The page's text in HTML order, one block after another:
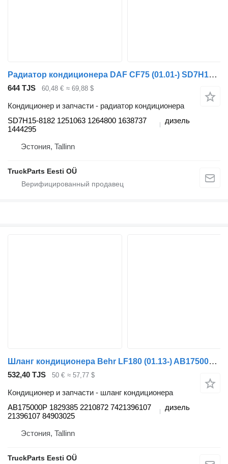
Радиатор кондиционера DAF CF75 (01.01-) SD7H15-8182 для тягача DAF LF45, LF55, LF180, CF65, CF75, CF85 (2001-)
644 TJS 60,48 € ≈ 69,88 $
Кондиционер и запчасти - радиатор кондиционера
SD7H15-8182 1251063 1264800 1638737
1444295
дизель
Эстония, Tallinn
TruckParts Eesti OÜ
Шланг кондиционера Behr LF180 (01.13-) AB175000P для тягача DAF LF45, LF55, LF180, CF65, CF75, CF85 (2001-)
532,40 TJS 50 € ≈ 57,77 $
Кондиционер и запчасти - шланг кондиционера
AB175000P 1829385 2210872 7421396107
21396107 84903025
дизель
Эстония, Tallinn
TruckParts Eesti OÜ